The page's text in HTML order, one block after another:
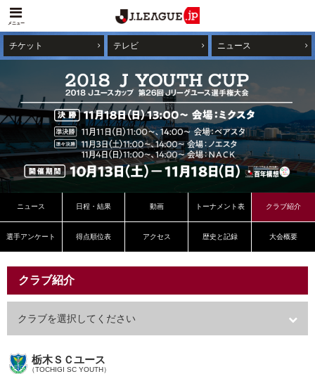
メニュー
チケット テレビ ニュース
ニュース 日程・結果 動画 トーナメント表 クラブ紹介
選手アンケート 得点順位表 アクセス 歴史と記録 大会概要
クラブ紹介
クラブを選択してください
栃木ＳＣユース
（TOCHIGI SC YOUTH）